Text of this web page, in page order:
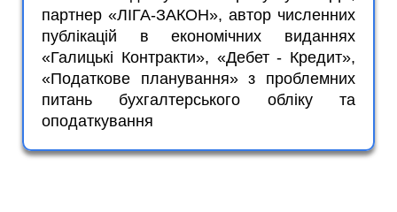
партнер «ЛІГА-ЗАКОН», автор численних
публікацій в економічних виданнях
«Галицькі Контракти», «Дебет - Кредит»,
«Податкове планування» з проблемних
питань бухгалтерського обліку та
оподаткування